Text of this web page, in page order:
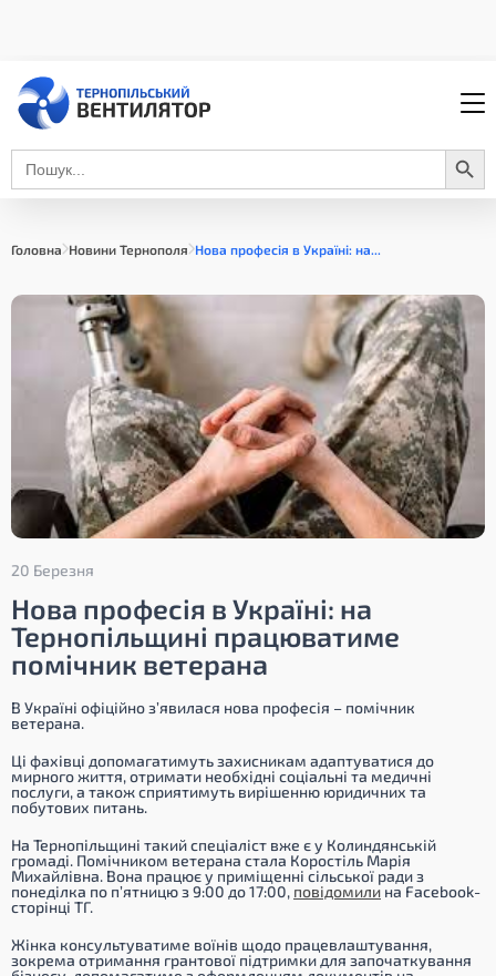
Search
for:
Search Button
Головна Новини Тернополя Нова професія в Україні: на...
20 Березня
Нова професія в Україні: на
Тернопільщині працюватиме
помічник ветерана
В Україні офіційно з’явилася нова професія – помічник
ветерана.
Ці фахівці допомагатимуть захисникам адаптуватися до
мирного життя, отримати необхідні соціальні та медичні
послуги, а також сприятимуть вирішенню юридичних та
побутових питань.
На Тернопільщині такий спеціаліст вже є у Колиндянській
громаді. Помічником ветерана стала Коростіль Марія
Михайлівна. Вона працює у приміщенні сільської ради з
понеділка по п’ятницю з 9:00 до 17:00, повідомили на Facebook-
сторінці ТГ.
Жінка консультуватиме воїнів щодо працевлаштування,
зокрема отримання грантової підтримки для започаткування